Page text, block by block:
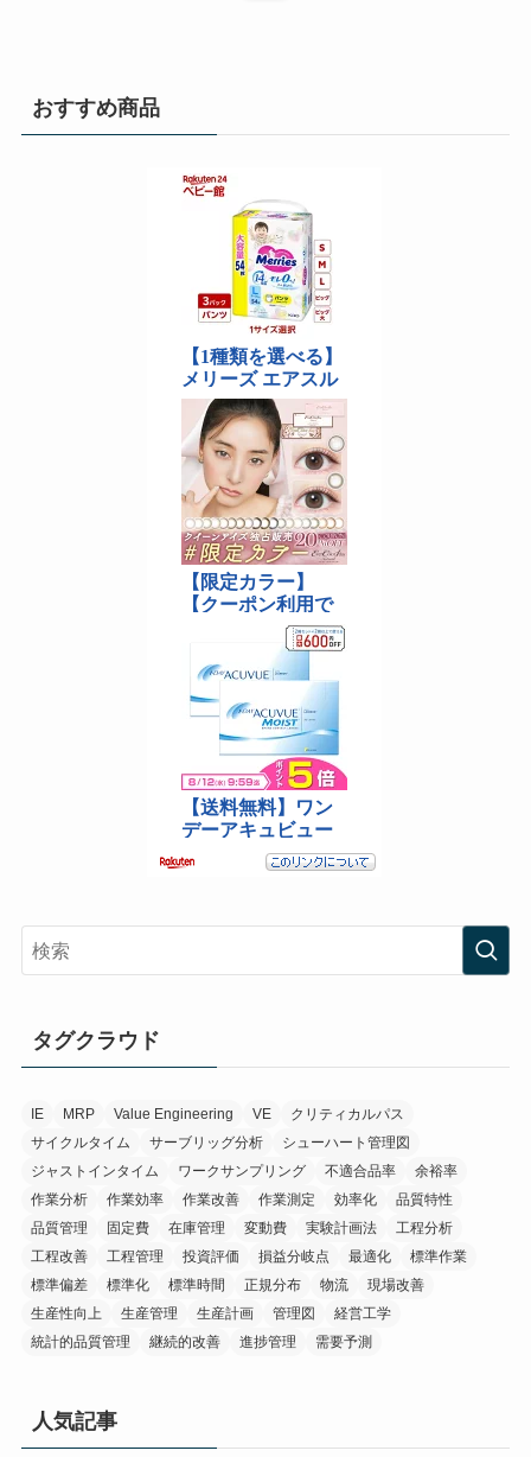
おすすめ商品
タグクラウド
IE MRP Value Engineering VE
クリティカルパス
サイクルタイム
サーブリッグ分析
シューハート管理図
ジャストインタイム
ワークサンプリング 不適合品率
余裕率
作業分析
作業効率 作業改善 作業測定 効率化
品質特性
品質管理
固定費 在庫管理 変動費 実験計画法
工程分析
工程改善
工程管理 投資評価 損益分岐点 最適化
標準作業
標準偏差
標準化 標準時間 正規分布 物流
現場改善
生産性向上
生産管理 生産計画 管理図
経営工学
統計的品質管理
継続的改善 進捗管理 需要予測
人気記事